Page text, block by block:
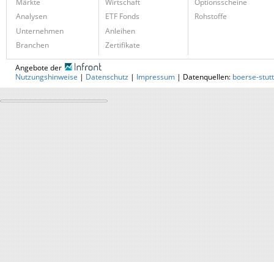
Märkte
Analysen
Unternehmen
Branchen
Wirtschaft
ETF Fonds
Anleihen
Zertifikate
Optionsscheine
Rohstoffe
Angebote der
Nutzungshinweise | Datenschutz | Impressum | Datenquellen: boerse-